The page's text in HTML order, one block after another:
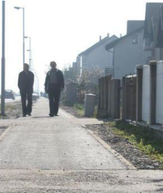
gorivo dostupni od 13. marta do
6. i 7. avgusta
- Vera Ujić